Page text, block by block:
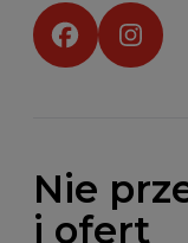
Social media:
Nie
i ofert